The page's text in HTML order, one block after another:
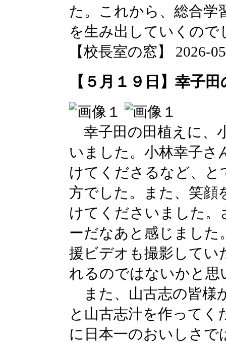
た。これから、総合学
を生み出していくの
【校長室の窓】 2026-
【５月１９日】幸子
幸子田の田植えに、
いました。小林幸子さ
けてくださるなど、
方でした。また、笑顔
けてくださいました
ーだなあと感じました
援ビデオも撮影してい
れるのではないかと
また、山古志の皆様
と山古志汁を作って
に日本一のおいしさ